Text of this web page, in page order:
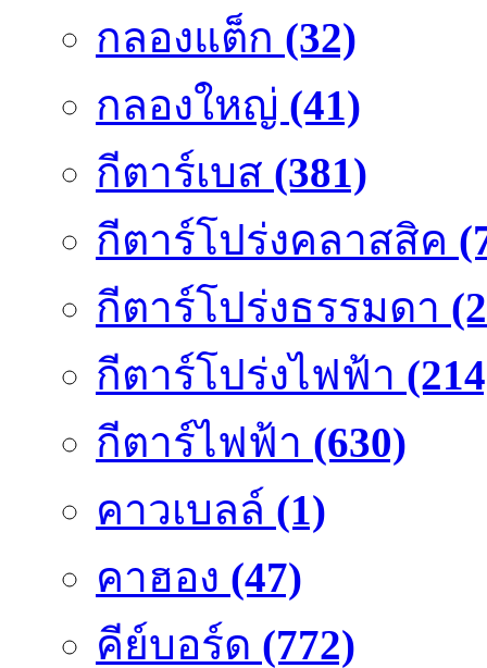
กลองแต็ก (32)
กลองใหญ่ (41)
กีตาร์เบส (381)
กีตาร์โปร่งคลาสสิค
กีตาร์โปร่งธรรมดา
กีตาร์โปร่งไฟฟ้า
กีตาร์ไฟฟ้า (630)
คาวเบลล์ (1)
คาฮอง (47)
คีย์บอร์ด (772)